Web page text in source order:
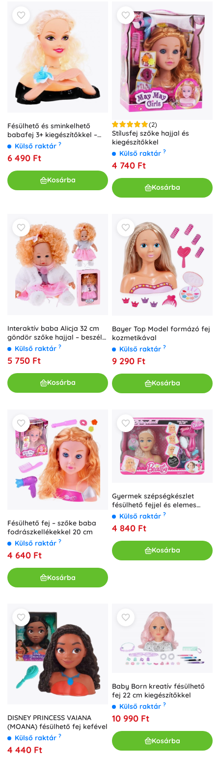
Fésülhető és sminkelhető
babafej 3+ kiegészítőkkel –
Szőke
Külső raktár ?
6 490 Ft
Kosárba
(2)
Stílusfej szőke hajjal és
kiegészítőkkel
Külső raktár ?
4 740 Ft
Kosárba
Interaktív baba Alicja 32 cm
göndör szőke hajjal – beszél
és gagyog
Külső raktár ?
5 750 Ft
Kosárba
Bayer Top Model formázó fej
kozmetikával
Külső raktár ?
9 290 Ft
Kosárba
Fésülhető fej – szőke baba
fodrászkellékekkel 20 cm
Külső raktár ?
4 640 Ft
Kosárba
Gyermek szépségkészlet
fésülhető fejjel és elemes
hajszárítóval
Külső raktár ?
4 840 Ft
Kosárba
DISNEY PRINCESS VAIANA
(MOANA) fésülhető fej kefével
Külső raktár ?
4 440 Ft
Baby Born kreatív fésülhető
fej 22 cm kiegészítőkkel
Külső raktár ?
10 990 Ft
Kosárba